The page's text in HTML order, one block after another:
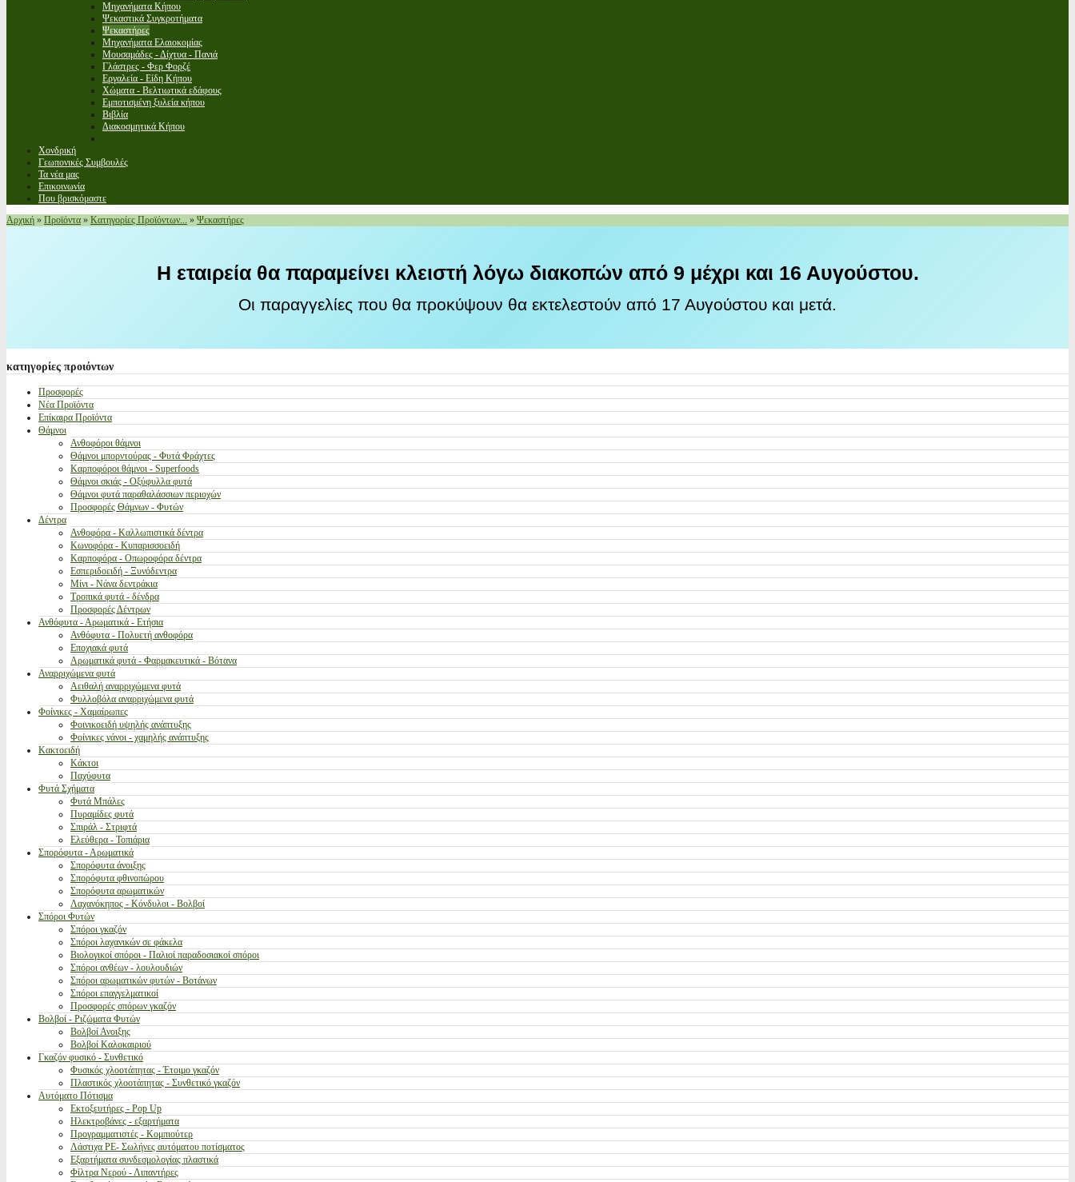
Μηχανήματα Κήπου
Ψεκαστικά Συγκροτήματα
Ψεκαστήρες
Μηχανήματα Ελαιοκομίας
Μουσαμάδες - Δίχτυα - Πανιά
Γλάστρες - Φερ Φορζέ
Εργαλεία - Είδη Κήπου
Χώματα - Βελτιωτικά εδάφους
Εμποτισμένη ξυλεία κήπου
Βιβλία
Διακοσμητικά Κήπου
Χονδρική
Γεωπονικές Συμβουλές
Τα νέα μας
Επικοινωνία
Που βρισκόμαστε
Αρχική » Προϊόντα » Κατηγορίες Προϊόντων... » Ψεκαστήρες
Η εταιρεία θα παραμείνει κλειστή λόγω διακοπών από 9 μέχρι και 16 Αυγούστου.
Οι παραγγελίες που θα προκύψουν θα εκτελεστούν από 17 Αυγούστου και μετά.
κατηγορίες προιόντων
Προσφορές
Νέα Προϊόντα
Επίκαιρα Προϊόντα
Θάμνοι
Ανθοφόροι θάμνοι
Θάμνοι μπορντούρας - Φυτά Φράχτες
Καρποφόροι θάμνοι - Superfoods
Θάμνοι σκιάς - Οξύφυλλα φυτά
Θάμνοι φυτά παραθαλάσσιων περιοχών
Προσφορές Θάμνων - Φυτών
Δέντρα
Ανθοφόρα - Καλλωπιστικά δέντρα
Κωνοφόρα - Κυπαρισσοειδή
Καρποφόρα - Οπωροφόρα δέντρα
Εσπεριδοειδή - Ξυνόδεντρα
Μίνι - Νάνα δεντράκια
Τροπικά φυτά - δένδρα
Προσφορές Δέντρων
Ανθόφυτα - Αρωματικά - Ετήσια
Ανθόφυτα - Πολυετή ανθοφόρα
Εποχιακά φυτά
Αρωματικά φυτά - Φαρμακευτικά - Βότανα
Αναρριχώμενα φυτά
Αειθαλή αναρριχώμενα φυτά
Φυλλοβόλα αναρριχώμενα φυτά
Φοίνικες - Χαμαίρωπες
Φοινικοειδή υψηλής ανάπτυξης
Φοίνικες νάνοι - χαμηλής ανάπτυξης
Κακτοειδή
Κάκτοι
Παχύφυτα
Φυτά Σχήματα
Φυτά Μπάλες
Πυραμίδες φυτά
Σπιράλ - Στριφτά
Ελεύθερα - Τοπιάρια
Σπορόφυτα - Αρωματικά
Σπορόφυτα άνοιξης
Σπορόφυτα φθινοπώρου
Σπορόφυτα αρωματικών
Λαχανόκηπος - Κόνδυλοι - Βολβοί
Σπόροι Φυτών
Σπόροι γκαζόν
Σπόροι λαχανικών σε φάκελα
Βιολογικοί σπόροι - Παλιοί παραδοσιακοί σπόροι
Σπόροι ανθέων - λουλουδιών
Σπόροι αρωματικών φυτών - Βοτάνων
Σπόροι επαγγελματικοί
Προσφορές σπόρων γκαζόν
Βολβοί - Ριζώματα Φυτών
Βολβοί Ανοιξης
Βολβοί Καλοκαιριού
Γκαζόν φυσικό - Συνθετικό
Φυσικός χλοοτάπητας - Έτοιμο γκαζόν
Πλαστικός χλοοτάπητας - Συνθετικό γκαζόν
Αυτόματο Πότισμα
Εκτοξευτήρες - Pop Up
Ηλεκτροβάνες - εξαρτήματα
Προγραμματιστές - Κομπιούτερ
Λάστιχα PE- Σωλήνες αυτόματου ποτίσματος
Εξαρτήματα συνδεσμολογίας πλαστικά
Φίλτρα Νερού - Λιπαντήρες